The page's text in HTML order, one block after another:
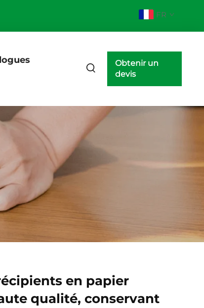
FR
Obtenir un
devis
en papier
qualité, conservant